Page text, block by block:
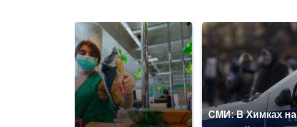
СМИ: В Химках на